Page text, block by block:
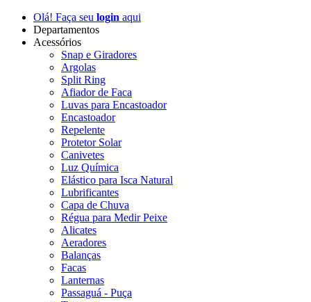
Olá! Faça seu login aqui
Departamentos
Acessórios
Snap e Giradores
Argolas
Split Ring
Afiador de Faca
Luvas para Encastoador
Encastoador
Repelente
Protetor Solar
Canivetes
Luz Química
Elástico para Isca Natural
Lubrificantes
Capa de Chuva
Régua para Medir Peixe
Alicates
Aeradores
Balanças
Facas
Lanternas
Passaguá - Puça